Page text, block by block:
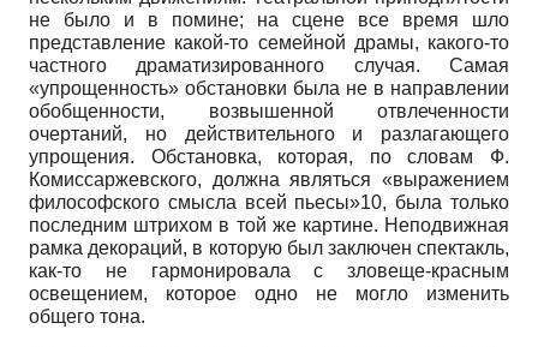
не было и в помине; на сцене все время шло
представление какой-то семейной драмы, какого-то
частного драматизированного случая. Самая
«упрощенность» обстановки была не в направлении
обобщенности, возвышенной отвлеченности
очертаний, но действительного и разлагающего
упрощения. Обстановка, которая, по словам Ф.
Комиссаржевского, должна являться «выражением
философского смысла всей пьесы»10, была только
последним штрихом в той же картине. Неподвижная
рамка декораций, в которую был заключен спектакль,
как-то не гармонировала с зловеще-красным
освещением, которое одно не могло изменить
общего тона.